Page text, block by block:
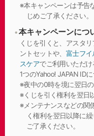
本キャンペーンは予告
じめご了承ください。
本キャンペーンにつ
くじを引くと、アスタ
ントセットや、 富士フ
スケアでご利用いただけ
1つのYahoo! JAPAN ID
夜中の0時を境に翌日
くじを引く権利を翌日
メンテナンスなどの関
く権利を翌日以降に
ご了承ください。